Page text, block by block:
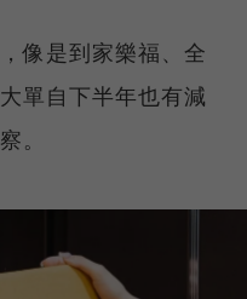
像是到家樂福、全
單自下半年也有減
。